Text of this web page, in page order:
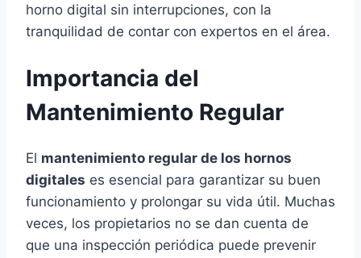
horno digital sin interrupciones, con la
tranquilidad de contar con expertos en el área.
Importancia del
Mantenimiento Regular
El mantenimiento regular de los hornos
digitales es esencial para garantizar su buen
funcionamiento y prolongar su vida útil. Muchas
veces, los propietarios no se dan cuenta de
que una inspección periódica puede prevenir